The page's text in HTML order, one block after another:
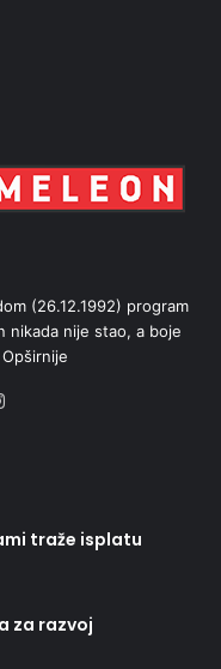
(26.12.1992) program
nikada nije stao, a boje
Opširnije
traže isplatu
za razvoj